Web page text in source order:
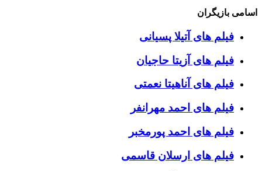
اسامی بازیگران
فیلم های آتیلا پسیانی
فیلم های آزیتا حاجیان
فیلم های آناهیتا نعمتی
فیلم های احمد مهرانفر
فیلم های احمد پورمخبر
فیلم های ارسلان قاسمی